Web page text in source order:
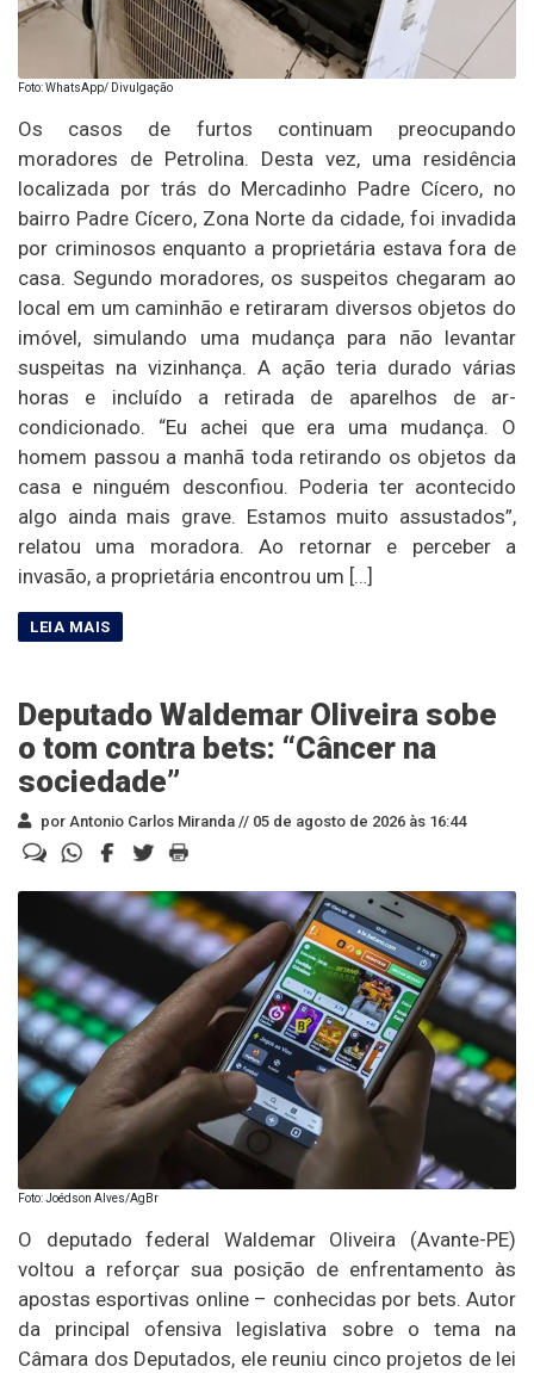
Foto: WhatsApp/ Divulgação
Os casos de furtos continuam preocupando
moradores de Petrolina. Desta vez, uma residência
localizada por trás do Mercadinho Padre Cícero, no
bairro Padre Cícero, Zona Norte da cidade, foi invadida
por criminosos enquanto a proprietária estava fora de
casa. Segundo moradores, os suspeitos chegaram ao
local em um caminhão e retiraram diversos objetos do
imóvel, simulando uma mudança para não levantar
suspeitas na vizinhança. A ação teria durado várias
horas e incluído a retirada de aparelhos de ar-
condicionado. “Eu achei que era uma mudança. O
homem passou a manhã toda retirando os objetos da
casa e ninguém desconfiou. Poderia ter acontecido
algo ainda mais grave. Estamos muito assustados”,
relatou uma moradora. Ao retornar e perceber a
invasão, a proprietária encontrou um […]
Deputado Waldemar Oliveira sobe
o tom contra bets: “Câncer na
sociedade”
por Antonio Carlos Miranda // 05 de agosto de 2026 às 16:44
Foto: Joédson Alves/AgBr
O deputado federal Waldemar Oliveira (Avante-PE)
voltou a reforçar sua posição de enfrentamento às
apostas esportivas online – conhecidas por bets. Autor
da principal ofensiva legislativa sobre o tema na
Câmara dos Deputados, ele reuniu cinco projetos de lei